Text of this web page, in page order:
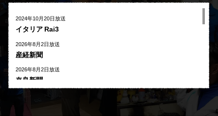
2024年10月20日放送
イタリア Rai3
2026年8月2日放送
産経新聞
2026年8月2日放送
奈良新聞
2026年8月1日放送